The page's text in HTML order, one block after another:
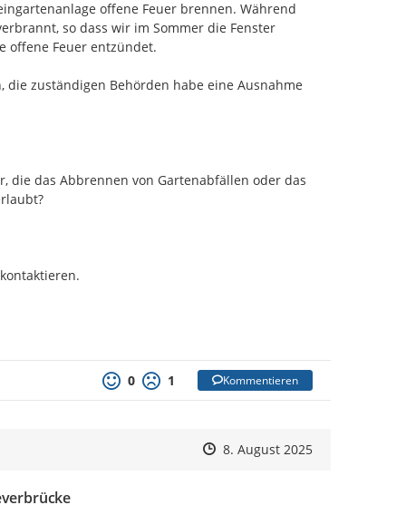
offene Feuer brennen. Während
so dass wir im Sommer die Fenster
offene Feuer entzündet.
zuständigen Behörden habe eine Ausnahme
die das Abbrennen von Gartenabfällen oder das
0 1 Kommentieren
Zeitpunkt des Erstellens
Zeitpunkt des Erstellens
8. August 2025Zur Äußerung